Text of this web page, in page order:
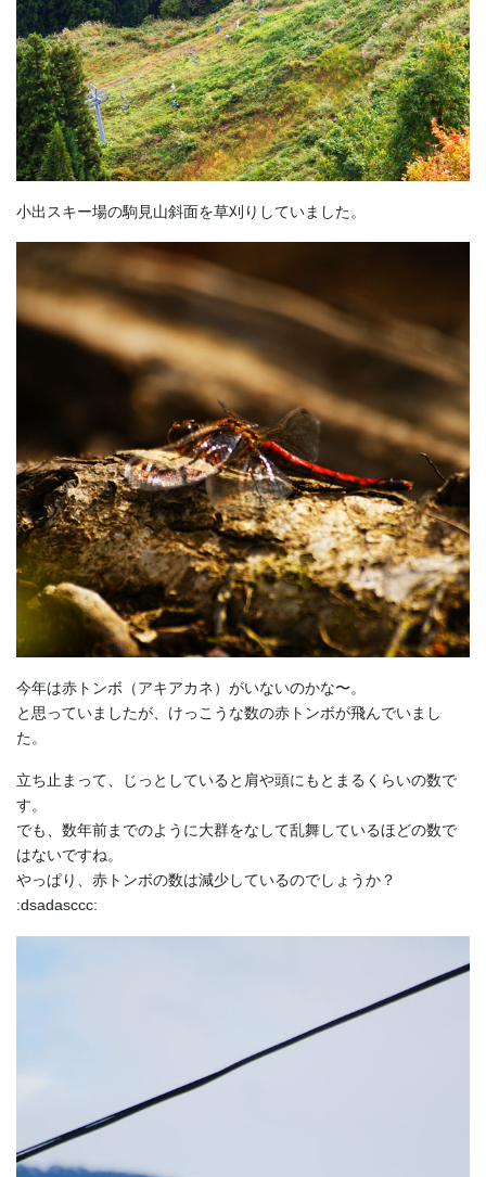
小出スキー場の駒見山斜面を草刈りしていました。
今年は赤トンボ（アキアカネ）がいないのかな〜。
と思っていましたが、けっこうな数の赤トンボが飛んでいまし
た。
立ち止まって、じっとしていると肩や頭にもとまるくらいの数で
す。
でも、数年前までのように大群をなして乱舞しているほどの数で
はないですね。
やっぱり、赤トンボの数は減少しているのでしょうか？
:dsadasccc: